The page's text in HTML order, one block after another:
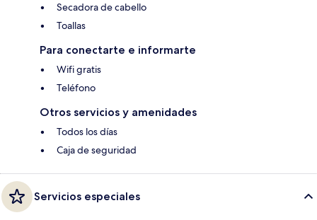
Secadora de cabello
Toallas
Para conectarte e informarte
Wifi gratis
Teléfono
Otros servicios y amenidades
Todos los días
Caja de seguridad
Servicios especiales